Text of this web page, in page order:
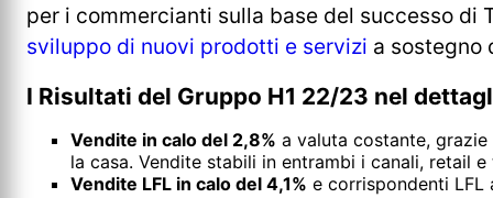
per i commercianti sulla base del successo di
sviluppo di nuovi prodotti e servizi a sostegno
I Risultati del Gruppo H1 22/23 nel
Vendite in calo del 2,8% a valuta costante,
la casa. Vendite stabili in entrambi i canali, retail e
Vendite LFL in calo del 4,1% e corrispondenti LFL